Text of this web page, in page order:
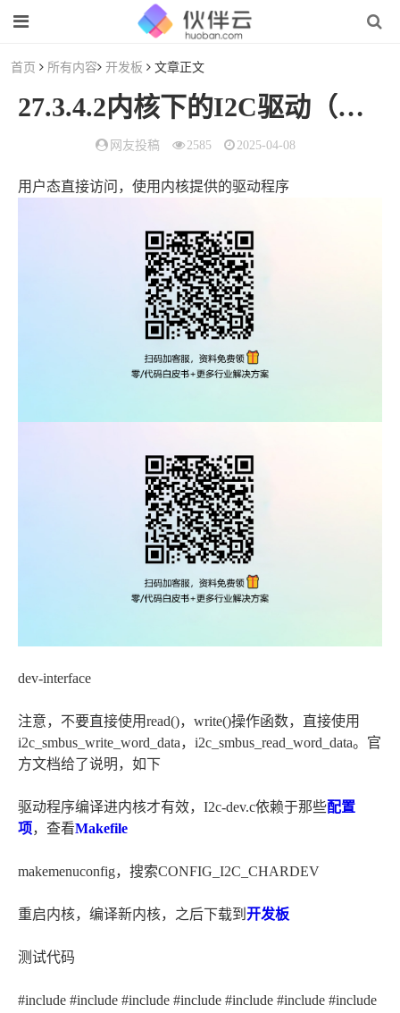
首页 所有内容 开发板 文章正文
27.3.4.2内核下的I2C驱动（二）
网友投稿 2585 2025-04-08
用户态直接访问，使用内核提供的驱动程序
dev-interface
注意，不要直接使用read()，write()操作函数，直接使用
i2c_smbus_write_word_data，i2c_smbus_read_word_data。官
方文档给了说明，如下
驱动程序编译进内核才有效，I2c-dev.c依赖于那些配置
项，查看Makefile
makemenuconfig，搜索CONFIG_I2C_CHARDEV
重启内核，编译新内核，之后下载到 开发板
测试代码
#include #include #include #include #include #include #include